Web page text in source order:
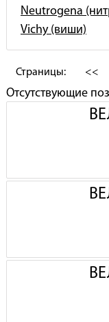
Neutrogena
Vichy (виши)
Страницы: <<
Отсутствующие